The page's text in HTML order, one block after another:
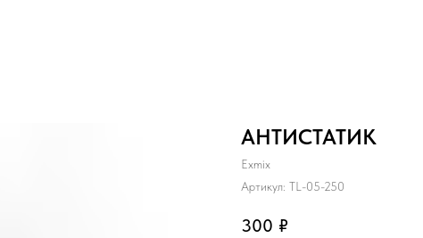
АНТИСТАТИК
Exmix
Артикул: TL-05-250
300 ₽